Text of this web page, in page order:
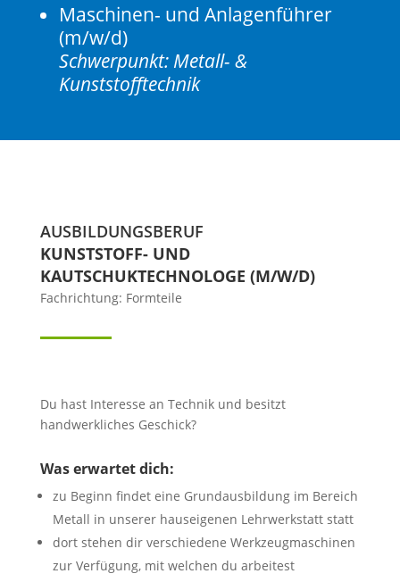
Maschinen- und Anlagenführer
(m/w/d)
Schwerpunkt: Metall- &
Kunststofftechnik
AUSBILDUNGSBERUF
KUNSTSTOFF- UND
KAUTSCHUKTECHNOLOGE (M/W/D)
Fachrichtung: Formteile
Du hast Interesse an Technik und besitzt
handwerkliches Geschick?
Was erwartet dich:
zu Beginn findet eine Grundausbildung im Bereich
Metall in unserer hauseigenen Lehrwerkstatt statt
dort stehen dir verschiedene Werkzeugmaschinen
zur Verfügung, mit welchen du arbeitest